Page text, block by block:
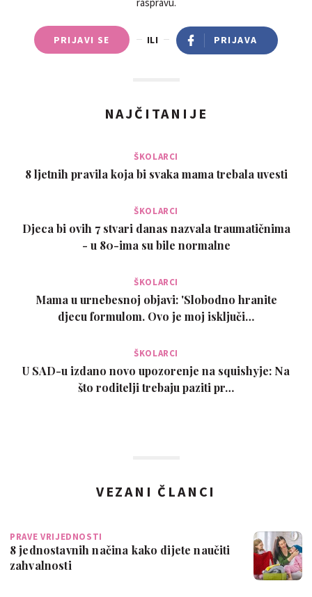
PRIJAVI SE ILI PRIJAVA
NAJČITANIJE
ŠKOLARCI
8 ljetnih pravila koja bi svaka mama trebala uvesti
ŠKOLARCI
Djeca bi ovih 7 stvari danas nazvala traumatičnima
- u 80-ima su bile normalne
ŠKOLARCI
Mama u urnebesnoj objavi: 'Slobodno hranite
djecu formulom. Ovo je moj isključi…
ŠKOLARCI
U SAD-u izdano novo upozorenje na squishyje: Na
što roditelji trebaju paziti pr…
VEZANI ČLANCI
PRAVE VRIJEDNOSTI
8 jednostavnih načina kako dijete naučiti
zahvalnosti